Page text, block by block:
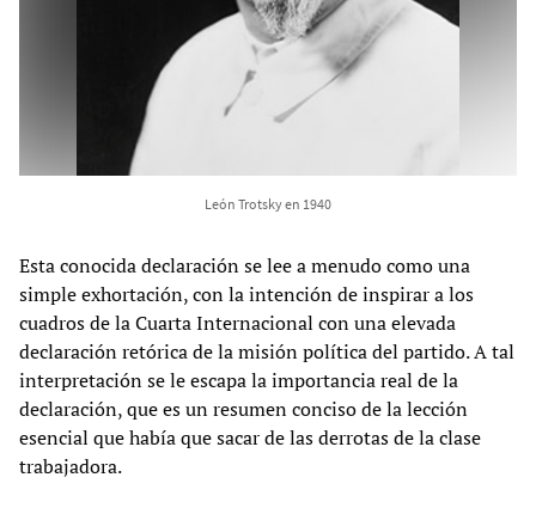
León Trotsky en 1940
Esta conocida declaración se lee a menudo como una
simple exhortación, con la intención de inspirar a los
cuadros de la Cuarta Internacional con una elevada
declaración retórica de la misión política del partido. A tal
interpretación se le escapa la importancia real de la
declaración, que es un resumen conciso de la lección
esencial que había que sacar de las derrotas de la clase
trabajadora.